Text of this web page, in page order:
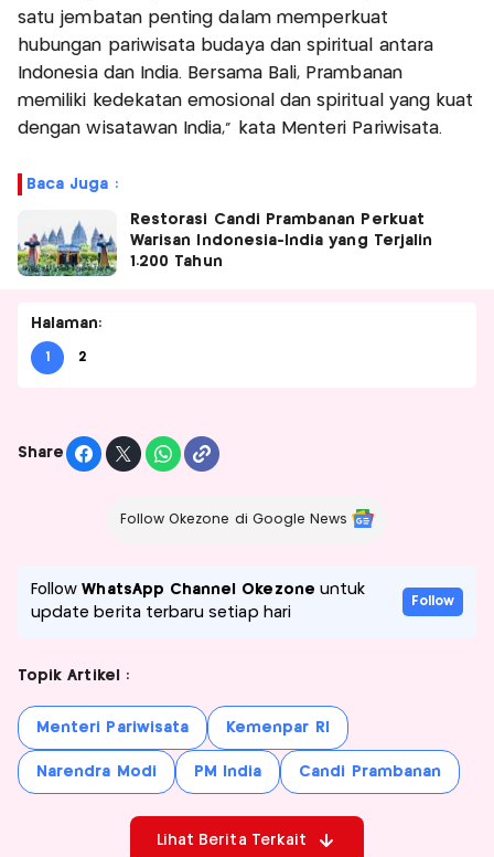
satu jembatan penting dalam memperkuat
hubungan pariwisata budaya dan spiritual antara
Indonesia dan India. Bersama Bali, Prambanan
memiliki kedekatan emosional dan spiritual yang kuat
dengan wisatawan India,” kata Menteri Pariwisata.
Baca Juga :
Restorasi Candi Prambanan Perkuat
Warisan Indonesia-India yang Terjalin
1.200 Tahun
Halaman:
1 2
Share
Follow Okezone di Google News
FollowWhatsApp Channel Okezone untuk
update berita terbaru setiap hari
Follow
Topik Artikel :
Menteri Pariwisata Kemenpar RI
Narendra Modi PM India Candi Prambanan
Lihat Berita Terkait